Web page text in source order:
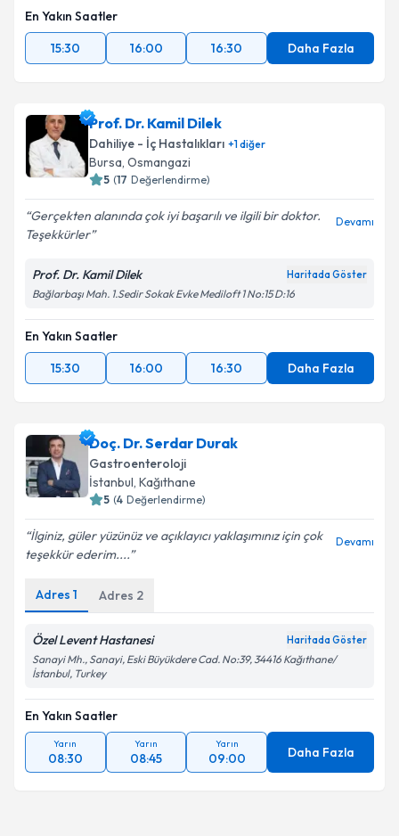
En Yakın Saatler
15:30
16:00 16:30 Daha Fazla
Prof. Dr. Kamil Dilek
Dahiliye - İç Hastalıkları +1diğer
Bursa, Osmangazi
5 (17 Değerlendirme)
Gerçekten alanında çok iyi başarılı ve ilgili bir doktor.
Teşekkürler
Devamı
Prof. Dr. Kamil Dilek Haritada Göster
Bağlarbaşı Mah. 1.Sedir Sokak Evke Mediloft 1 No:15 D:16
En Yakın Saatler
15:30
16:00 16:30 Daha Fazla
Doç. Dr. Serdar Durak
Gastroenteroloji
İstanbul, Kağıthane
5 (4 Değerlendirme)
İlginiz, güler yüzünüz ve açıklayıcı yaklaşımınız için çok
teşekkür ederim....
Devamı
Adres 1 Adres 2
Özel Levent Hastanesi Haritada Göster
Sanayi Mh., Sanayi, Eski Büyükdere Cad. No:39, 34416 Kağıthane/
İstanbul, Turkey
En Yakın Saatler
Yarın
08:30
Yarın
08:45
Yarın
09:00 Daha Fazla